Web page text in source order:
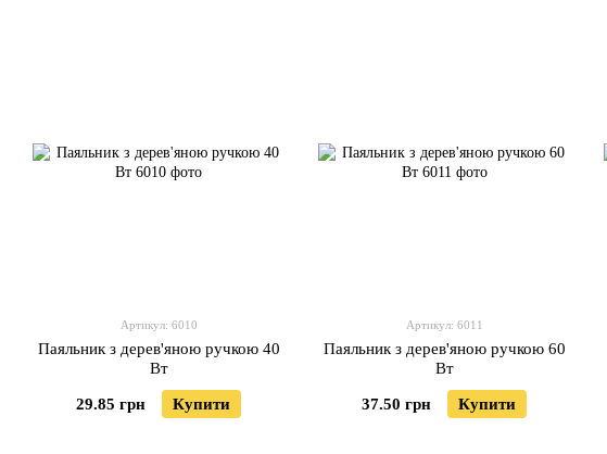
Артикул: 6010
Паяльник з дерев'яною ручкою 40
Вт
29.85 грн Купити
Артикул: 6011
Паяльник з дерев'яною ручкою 60
Вт
37.50 грн Купити